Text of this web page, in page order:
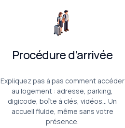
Procédure d’arrivée
Expliquez pas à pas comment accéder
au logement : adresse, parking,
digicode, boîte à clés, vidéos… Un
accueil fluide, même sans votre
présence.